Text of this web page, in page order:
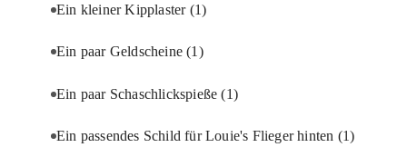
Ein kleiner Kipplaster (1)
Ein paar Geldscheine(1)
Ein paar Schaschlickspieße(1)
Ein passendes Schild für Louie's Flieger hinten (1)